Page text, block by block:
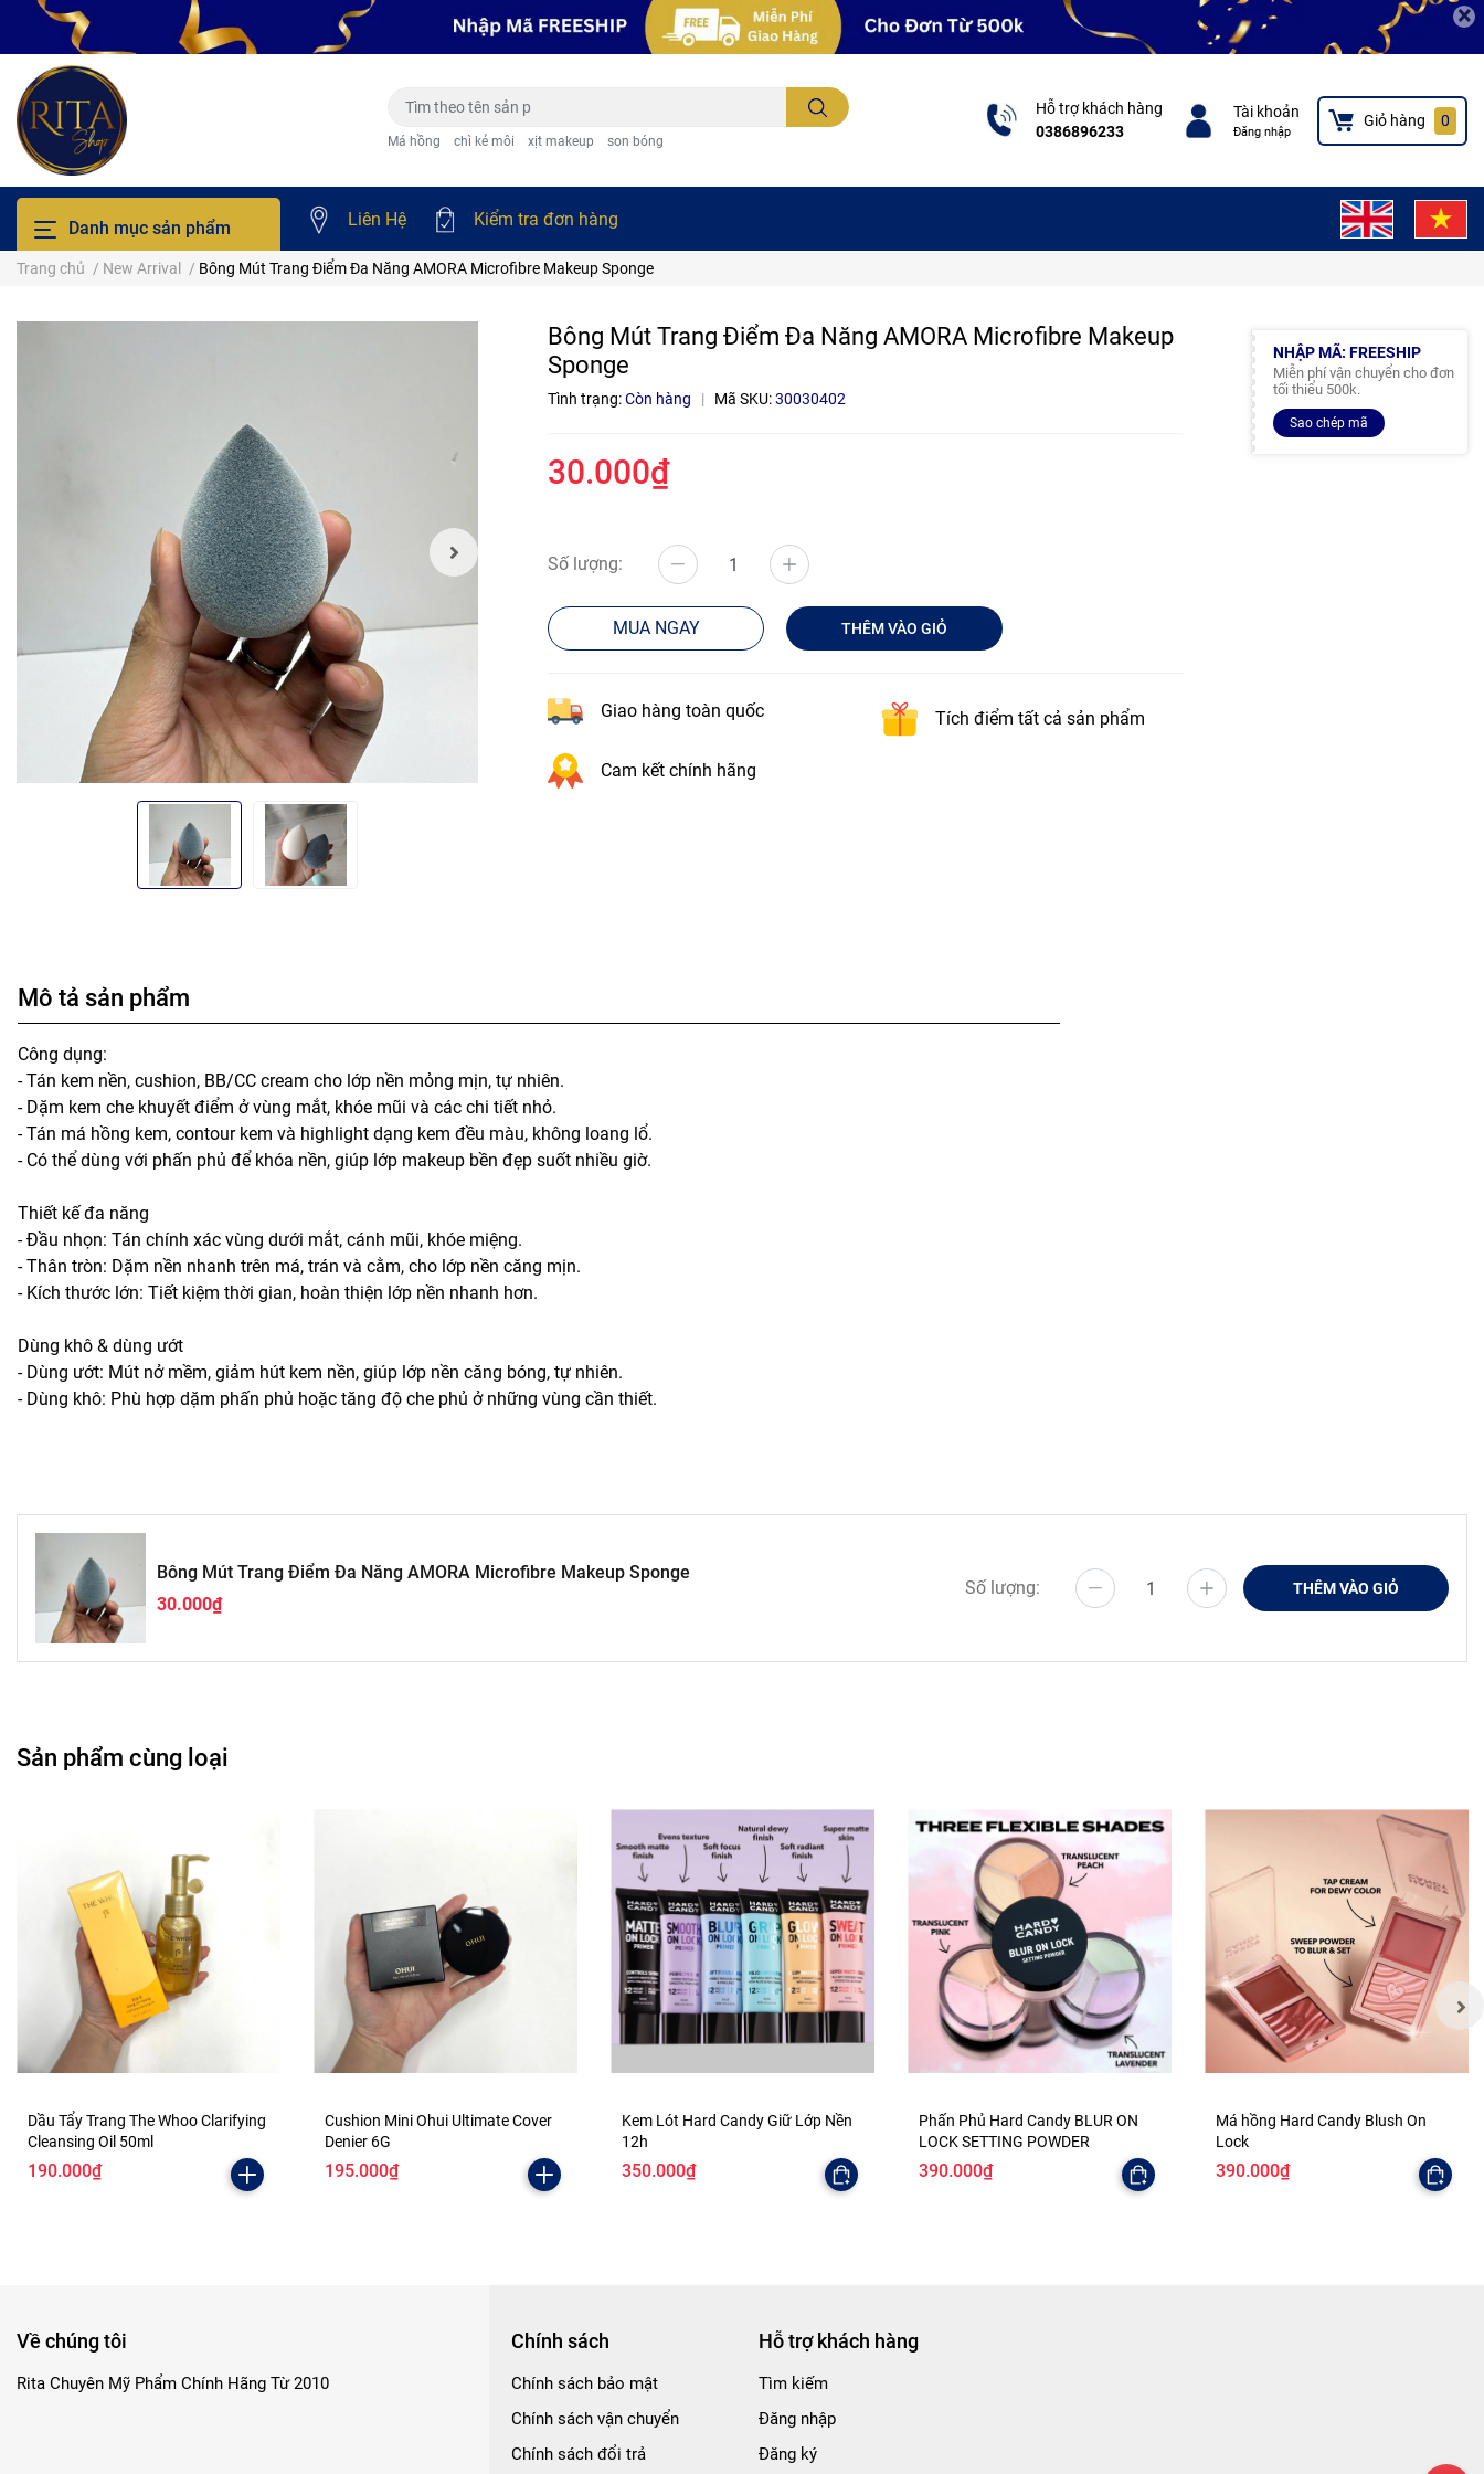
×
Má hồng chì kẻ môi xịt makeup son bóng
Hỗ trợ khách hàng
0386896233
Tài khoản
Đăng nhập
Giỏ hàng 0
Danh mục sản phẩm Liên Hệ Kiểm tra đơn hàng
Trang chủ / New Arrival / Bông Mút Trang Điểm Đa Năng AMORA Microfibre Makeup Sponge
Bông Mút Trang Điểm Đa Năng AMORA Microfibre Makeup
Sponge
Tình trạng:Còn hàng | Mã SKU:30030402
30.000₫
Số lượng:
MUA NGAY THÊM VÀO GIỎ
Giao hàng toàn quốc Tích điểm tất cả sản phẩm
Cam kết chính hãng
NHẬP MÃ: FREESHIP
Miễn phí vận chuyển cho đơn
tối thiểu 500k.
Sao chép mã
Mô tả sản phẩm
Công dụng:
- Tán kem nền, cushion, BB/CC cream cho lớp nền mỏng mịn, tự nhiên.
- Dặm kem che khuyết điểm ở vùng mắt, khóe mũi và các chi tiết nhỏ.
- Tán má hồng kem, contour kem và highlight dạng kem đều màu, không loang lổ.
- Có thể dùng với phấn phủ để khóa nền, giúp lớp makeup bền đẹp suốt nhiều giờ.
Thiết kế đa năng
- Đầu nhọn: Tán chính xác vùng dưới mắt, cánh mũi, khóe miệng.
- Thân tròn: Dặm nền nhanh trên má, trán và cằm, cho lớp nền căng mịn.
- Kích thước lớn: Tiết kiệm thời gian, hoàn thiện lớp nền nhanh hơn.
Dùng khô & dùng ướt
- Dùng ướt: Mút nở mềm, giảm hút kem nền, giúp lớp nền căng bóng, tự nhiên.
- Dùng khô: Phù hợp dặm phấn phủ hoặc tăng độ che phủ ở những vùng cần thiết.
Bông Mút Trang Điểm Đa Năng AMORA Microfibre Makeup Sponge
30.000₫
Số lượng: THÊM VÀO GIỎ
Sản phẩm cùng loại
Dầu Tẩy Trang The Whoo Clarifying
Cleansing Oil 50ml
190.000₫
Cushion Mini Ohui Ultimate Cover
Denier 6G
195.000₫
Kem Lót Hard Candy Giữ Lớp Nền
12h
350.000₫
Phấn Phủ Hard Candy BLUR ON
LOCK SETTING POWDER
390.000₫
Má hồng Hard Candy Blush On
Lock
390.000₫
Về chúng tôi
Rita Chuyên Mỹ Phẩm Chính Hãng Từ 2010
Chính sách
Chính sách bảo mật
Chính sách vận chuyển
Chính sách đổi trả
Hỗ trợ khách hàng
Tìm kiếm
Đăng nhập
Đăng ký